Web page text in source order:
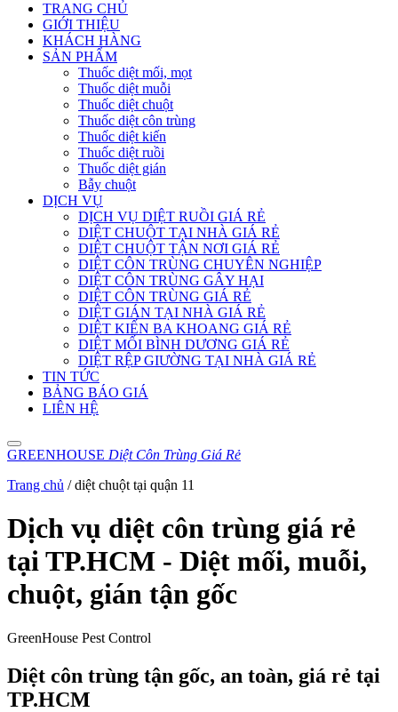
TRANG CHỦ
GIỚI THIỆU
KHÁCH HÀNG
SẢN PHẨM
Thuốc diệt mối, mọt
Thuốc diệt muỗi
Thuốc diệt chuột
Thuốc diệt côn trùng
Thuốc diệt kiến
Thuốc diệt ruồi
Thuốc diệt gián
Bẫy chuột
DỊCH VỤ
DỊCH VỤ DIỆT RUỒI GIÁ RẺ
DIỆT CHUỘT TẠI NHÀ GIÁ RẺ
DIỆT CHUỘT TẬN NƠI GIÁ RẺ
DIỆT CÔN TRÙNG CHUYÊN NGHIỆP
DIỆT CÔN TRÙNG GÂY HẠI
DIỆT CÔN TRÙNG GIÁ RẺ
DIỆT GIÁN TẠI NHÀ GIÁ RẺ
DIỆT KIẾN BA KHOANG GIÁ RẺ
DIỆT MỐI BÌNH DƯƠNG GIÁ RẺ
DIỆT RỆP GIƯỜNG TẠI NHÀ GIÁ RẺ
TIN TỨC
BẢNG BÁO GIÁ
LIÊN HỆ
GREENHOUSE Diệt Côn Trùng Giá Rẻ
Trang chủ /diệt chuột tại quận 11
Dịch vụ diệt côn trùng giá rẻ
tại TP.HCM - Diệt mối, muỗi,
chuột, gián tận gốc
GreenHouse Pest Control
Diệt côn trùng tận gốc, an toàn, giá rẻ tại
TP.HCM